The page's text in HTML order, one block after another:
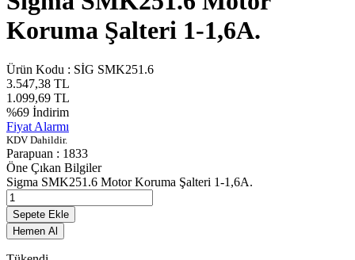
Koruma Şalteri 1-1,6A.
Ürün Kodu : SİG SMK251.6
3.547,38 TL
1.099,69 TL
%69 İndirim
Fiyat Alarmı
KDV Dahildir.
Parapuan : 1833
Öne Çıkan Bilgiler
Sigma SMK251.6 Motor Koruma Şalteri 1-1,6A.
Sepete Ekle
Hemen Al